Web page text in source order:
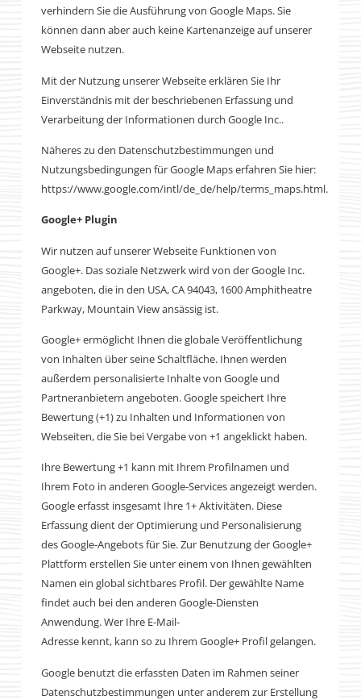
verhindern Sie die Ausführung von Google Maps. Sie
können dann aber auch keine Kartenanzeige auf unserer
Webseite nutzen.
Mit der Nutzung unserer Webseite erklären Sie Ihr
Einverständnis mit der beschriebenen Erfassung und
Verarbeitung der Informationen durch Google Inc..
Näheres zu den Datenschutzbestimmungen und
Nutzungsbedingungen für Google Maps erfahren Sie hier:
https://www.google.com/intl/de_de/help/terms_maps.html.
Google+ Plugin
Wir nutzen auf unserer Webseite Funktionen von
Google+. Das soziale Netzwerk wird von der Google Inc.
angeboten, die in den USA, CA 94043, 1600 Amphitheatre
Parkway, Mountain View ansässig ist.
Google+ ermöglicht Ihnen die globale Veröffentlichung
von Inhalten über seine Schaltfläche. Ihnen werden
außerdem personalisierte Inhalte von Google und
Partneranbietern angeboten. Google speichert Ihre
Bewertung (+1) zu Inhalten und Informationen von
Webseiten, die Sie bei Vergabe von +1 angeklickt haben.
Ihre Bewertung +1 kann mit Ihrem Profilnamen und
Ihrem Foto in anderen Google-Services angezeigt werden.
Google erfasst insgesamt Ihre 1+ Aktivitäten. Diese
Erfassung dient der Optimierung und Personalisierung
des Google-Angebots für Sie. Zur Benutzung der Google+
Plattform erstellen Sie unter einem von Ihnen gewählten
Namen ein global sichtbares Profil. Der gewählte Name
findet auch bei den anderen Google-Diensten
Anwendung. Wer Ihre E-Mail-
Adresse kennt, kann so zu Ihrem Google+ Profil gelangen.
Google benutzt die erfassten Daten im Rahmen seiner
Datenschutzbestimmungen unter anderem zur Erstellung